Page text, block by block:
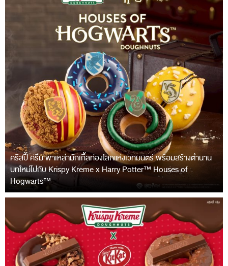
คริสปี้ ครีม พาเหล่ามักเกิ้ลท่องโลกแห่งเวทมนตร์ พร้อมสร้างตำนาน
บทใหม่ไปกับ Krispy Kreme x Harry Potter™ Houses of
Hogwarts™